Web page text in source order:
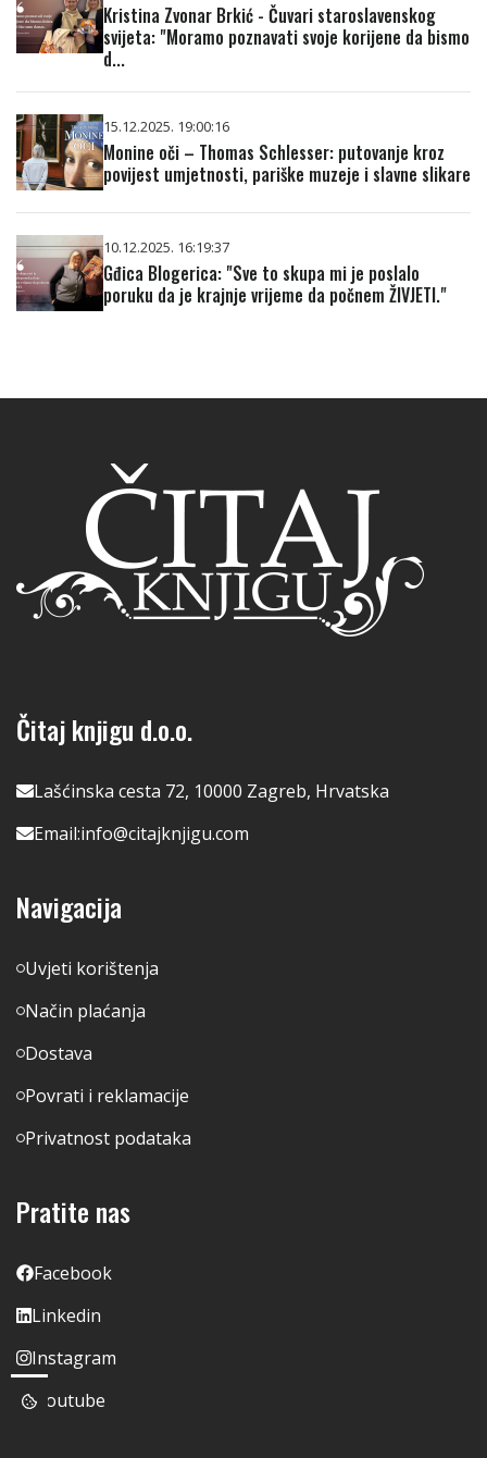
Kristina Zvonar Brkić - Čuvari staroslavenskog
svijeta: "Moramo poznavati svoje korijene da bismo
d...
15.12.2025. 19:00:16
Monine oči – Thomas Schlesser: putovanje kroz
povijest umjetnosti, pariške muzeje i slavne slikare
10.12.2025. 16:19:37
Gđica Blogerica: "Sve to skupa mi je poslalo
poruku da je krajnje vrijeme da počnem ŽIVJETI."
Čitaj knjigu d.o.o.
Lašćinska cesta 72, 10000 Zagreb, Hrvatska
Email:info@citajknjigu.com
Navigacija
Uvjeti korištenja
Način plaćanja
Dostava
Povrati i reklamacije
Privatnost podataka
Pratite nas
Facebook
Linkedin
Instagram
Youtube